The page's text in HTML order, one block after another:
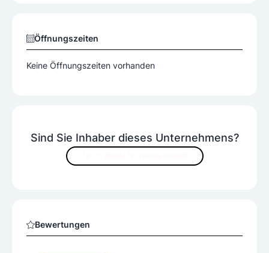
Sind Sie Inhaber dieses Unternehmens?
Bewertungen
Öffnungszeiten
Keine Öffnungszeiten vorhanden